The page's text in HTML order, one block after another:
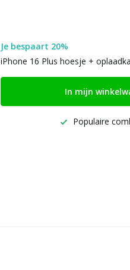
Je bespaart 20%
iPhone 16 Plus hoesje +
In mijn
Populaire